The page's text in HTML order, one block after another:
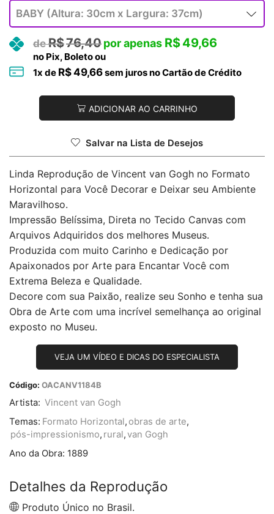
R$76,40 R$49,66
no Pix, Boleto ou
1x de R$49,66sem juros no Cartão de Crédito
ADICIONAR AO CARRINHO
Salvar na Lista de Desejos
Linda Reprodução de Vincent van Gogh no Formato
Horizontal para Você Decorar e Deixar seu Ambiente
Maravilhoso.
Impressão Belíssima, Direta no Tecido Canvas com
Arquivos Adquiridos dos melhores Museus.
Produzida com muito Carinho e Dedicação por
Apaixonados por Arte para Encantar Você com
Extrema Beleza e Qualidade.
Decore com sua Paixão, realize seu Sonho e tenha sua
Obra de Arte com uma incrível semelhança ao original
exposto no Museu.
VEJA UM VÍDEO E DICAS DO ESPECIALISTA
Código: OACANV1184B
Artista: Vincent van Gogh
Temas: Formato Horizontal, obras de arte,
pós-impressionismo, rural,van Gogh
Ano da Obra: 1889
Detalhes da Reprodução
Produto Único no Brasil.